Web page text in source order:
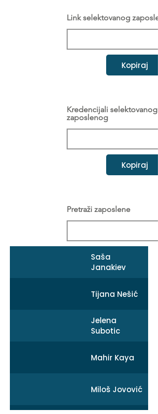
Link selektovanog
Kopiraj
Kredencijali selektovanog
zaposlenog
Kopiraj
Pretraži zaposlene
Saša
Janakiev
Tijana Nešić
Jelena
Subotic
Mahir Kaya
Miloš Jovović